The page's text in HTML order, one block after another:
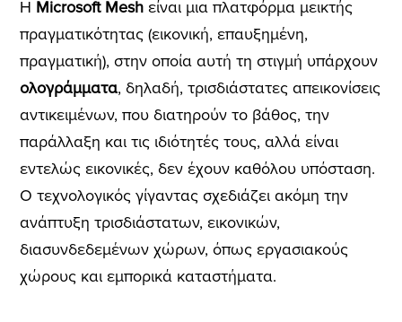
H Microsoft Mesh είναι μια πλατφόρμα μεικτής
πραγματικότητας (εικονική, επαυξημένη,
πραγματική), στην οποία αυτή τη στιγμή υπάρχουν
ολογράμματα, δηλαδή, τρισδιάστατες απεικονίσεις
αντικειμένων, που διατηρούν το βάθος, την
παράλλαξη και τις ιδιότητές τους, αλλά είναι
εντελώς εικονικές, δεν έχουν καθόλου υπόσταση.
Ο τεχνολογικός γίγαντας σχεδιάζει ακόμη την
ανάπτυξη τρισδιάστατων, εικονικών,
διασυνδεδεμένων χώρων, όπως εργασιακούς
χώρους και εμπορικά καταστήματα.